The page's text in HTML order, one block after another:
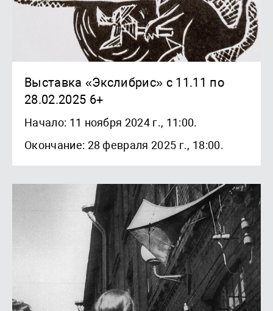
Выставка «Экслибрис» с 11.11 по
28.02.2025 6+
Начало: 11 ноября 2024 г., 11:00.
Окончание: 28 февраля 2025 г., 18:00.